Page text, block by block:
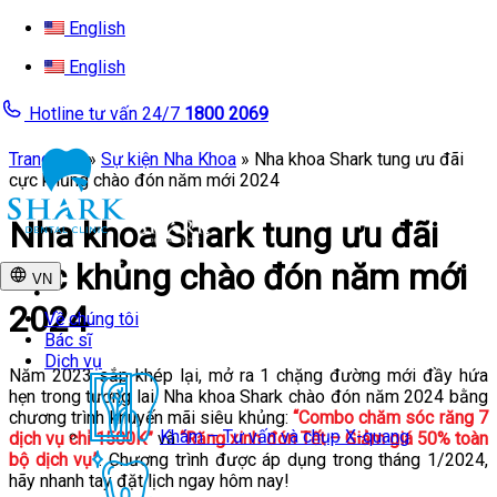
content
English
English
Hotline tư vấn 24/7 1800 2069
VN
Về chúng tôi
Bác sĩ
Dịch vụ
Khám – Tư vấn và chụp X-quang
Trang chủ » Sự kiện Nha Khoa » Nha khoa Shark tung ưu đãi
cực khủng chào đón năm mới 2024
Nha khoa Shark tung ưu đãi
cực khủng chào đón năm mới
2024
Năm 2023 sắp khép lại, mở ra 1 chặng đường mới đầy hứa
hẹn trong tương lai. Nha khoa Shark chào đón năm 2024 bằng
chương trình khuyến mãi siêu khủng: “Combo chăm sóc răng 7
dịch vụ chỉ 1500K” và“Răng xinh đón Tết – Giảm giá 50% toàn
bộ dịch vụ”. Chương trình được áp dụng trong tháng 1/2024,
hãy nhanh tay đặt lịch ngay hôm nay!